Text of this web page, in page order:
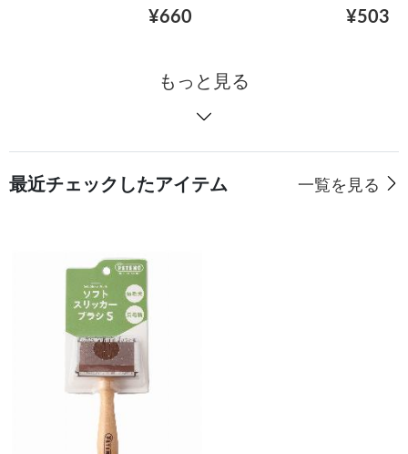
¥660 ¥503
もっと見る
最近チェックしたアイテム 一覧を見る